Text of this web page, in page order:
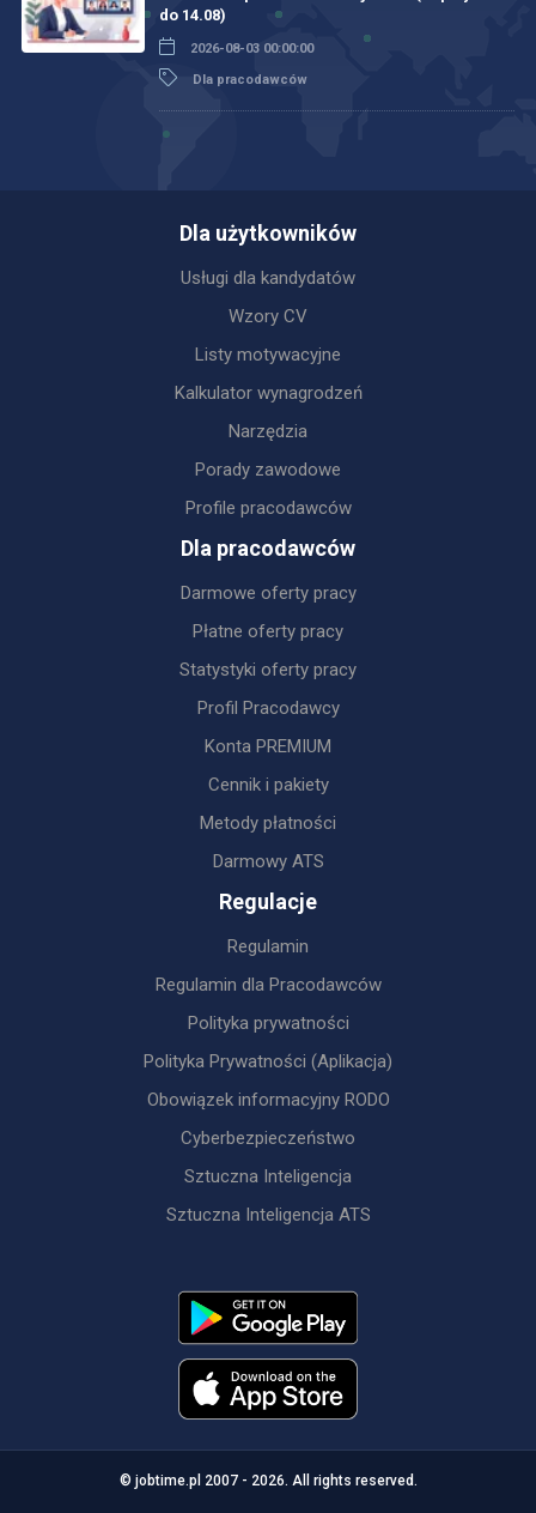
do 14.08)
2026-08-03 00:00:00
Dla pracodawców
Dla użytkowników
Usługi dla kandydatów
Wzory CV
Listy motywacyjne
Kalkulator wynagrodzeń
Narzędzia
Porady zawodowe
Profile pracodawców
Dla pracodawców
Darmowe oferty pracy
Płatne oferty pracy
Statystyki oferty pracy
Profil Pracodawcy
Konta PREMIUM
Cennik i pakiety
Metody płatności
Darmowy ATS
Regulacje
Regulamin
Regulamin dla Pracodawców
Polityka prywatności
Polityka Prywatności (Aplikacja)
Obowiązek informacyjny RODO
Cyberbezpieczeństwo
Sztuczna Inteligencja
Sztuczna Inteligencja ATS
© jobtime.pl 2007 - 2026. All rights reserved.